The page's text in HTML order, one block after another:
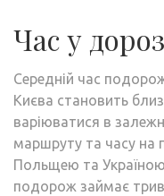
Час у
Середній час
Києва становить
варіюватися в
маршруту та часу на
Польщею та
подорож займає